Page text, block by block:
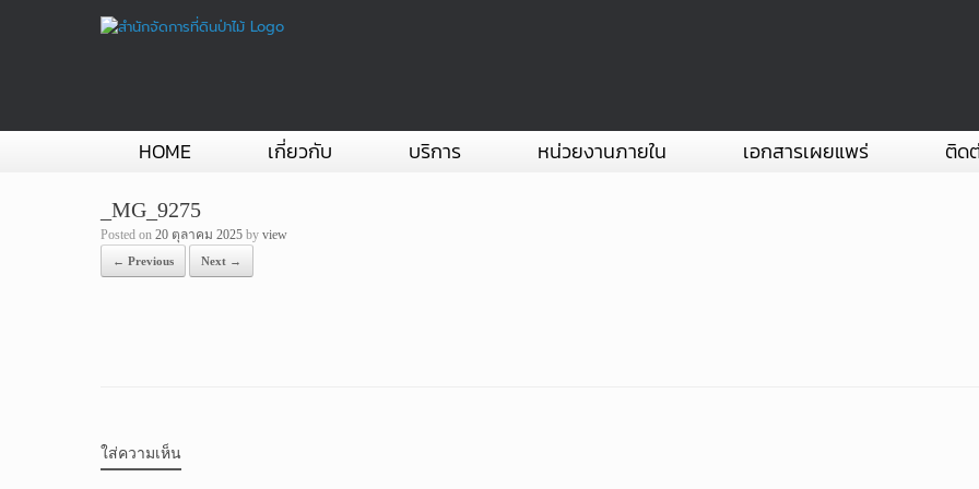
HOME เกี่ยวกับ บริการ หน่วยงานภายใน เอกสารเผยแพร่ ติด
_MG_9275
Posted on 20 ตุลาคม 2025 by view
← Previous Next →
ใส่ความเห็น